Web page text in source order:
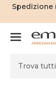
Spedizione